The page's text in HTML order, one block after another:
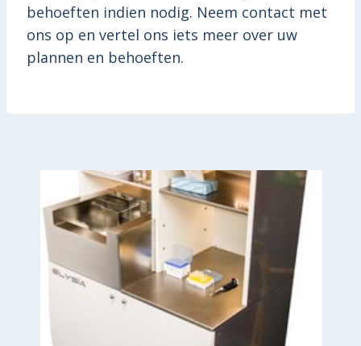
behoeften indien nodig. Neem contact met
ons op en vertel ons iets meer over uw
plannen en behoeften.